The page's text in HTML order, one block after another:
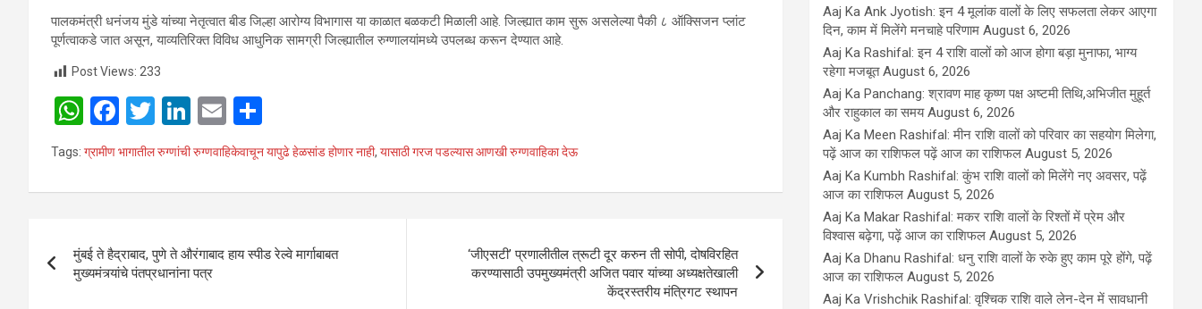
पालकमंत्री धनंजय मुंडे यांच्या नेतृत्वात बीड जिल्हा आरोग्य विभागास या काळात बळकटी मिळाली आहे. जिल्ह्यात काम सुरू असलेल्या पैकी ८ ऑक्सिजन प्लांट
पूर्णत्वाकडे जात असून, याव्यतिरिक्त विविध आधुनिक सामग्री जिल्ह्यातील रुग्णालयांमध्ये उपलब्ध करून देण्यात आहे.
Post Views: 233
W
at
s
p
p
F
ce
b
o
k
T
wi
tt
er
Li
ke
dI
E
m
ail ar
e
Tags: ग्रामीण भागातील रुग्णांची रुग्णवाहिकेवाचून यापुढे हेळसांड होणार नाही, यासाठी गरज पडल्यास आणखी रुग्णवाहिका देऊ
navigation
मुंबई ते हैद्राबाद, पुणे ते औरंगाबाद हाय स्पीड रेल्वे मार्गाबाबत
मुख्यमंत्र्यांचे पंतप्रधानांना पत्र
‘जीएसटी’ प्रणालीतील त्रूटी दूर करुन ती सोपी, दोषविरहित
करण्यासाठी उपमुख्यमंत्री अजित पवार यांच्या अध्यक्षतेखाली
केंद्रस्तरीय मंत्रिगट स्थापन
Aaj Ka Ank Jyotish: इन 4 मूलांक वालों के लिए सफलता लेकर आएगा
दिन, काम में मिलेंगे मनचाहे परिणाम August 6, 2026
Aaj Ka Rashifal: इन 4 राशि वालों को आज होगा बड़ा मुनाफा, भाग्य
रहेगा मजबूत August 6, 2026
Aaj Ka Panchang: श्रावण माह कृष्ण पक्ष अष्टमी तिथि,अभिजीत मुहूर्त
और राहुकाल का समय August 6, 2026
Aaj Ka Meen Rashifal: मीन राशि वालों को परिवार का सहयोग मिलेगा,
पढ़ें आज का राशिफल पढ़ें आज का राशिफल August 5, 2026
Aaj Ka Kumbh Rashifal: कुंभ राशि वालों को मिलेंगे नए अवसर, पढ़ें
आज का राशिफल August 5, 2026
Aaj Ka Makar Rashifal: मकर राशि वालों के रिश्तों में प्रेम और
विश्वास बढ़ेगा, पढ़ें आज का राशिफल August 5, 2026
Aaj Ka Dhanu Rashifal: धनु राशि वालों के रुके हुए काम पूरे होंगे, पढ़ें
आज का राशिफल August 5, 2026
Aaj Ka Vrishchik Rashifal: वृश्चिक राशि वाले लेन-देन में सावधानी